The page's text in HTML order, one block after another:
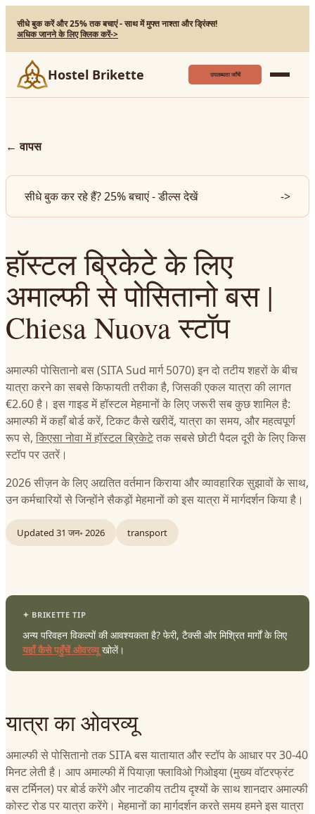
सीधे बुक करें और 25% तक बचाएं - साथ में मुफ्त नाश्ता और ड्रिंक्स!
अधिक जानने के लिए क्लिक करें->
Hostel Brikette उपलब्धता जाँचें
←वापस
सीधे बुक कर रहे हैं? 25% बचाएं - डील्स देखें ->
हॉस्टल ब्रिकेटे के लिए
अमाल्फी से पोसितानो बस |
Chiesa Nuova स्टॉप
अमाल्फी पोसितानो बस (SITA Sud मार्ग 5070) इन दो तटीय शहरों के बीच
यात्रा करने का सबसे किफायती तरीका है, जिसकी एकल यात्रा की लागत
€2.60 है। इस गाइड में हॉस्टल मेहमानों के लिए जरूरी सब कुछ शामिल है:
अमाल्फी में कहाँ बोर्ड करें, टिकट कैसे खरीदें, यात्रा का समय, और महत्वपूर्ण
रूप से, किएसा नोवा में हॉस्टल ब्रिकेटेतक सबसे छोटी पैदल दूरी के लिए किस
स्टॉप पर उतरें।
2026 सीज़न के लिए अद्यतित वर्तमान किराया और व्यावहारिक सुझावों के साथ,
उन कर्मचारियों से जिन्होंने सैकड़ों मेहमानों को इस यात्रा में मार्गदर्शन किया है।
Updated 31 जन॰ 2026 transport
अन्य परिवहन विकल्पों की आवश्यकता है? फेरी, टैक्सी और मिश्रित मार्गों के लिए
यहाँ कैसे पहुँचें ओवरव्यूखोलें।
यात्रा का ओवरव्यू
अमाल्फी से पोसितानो तक SITA बस यातायात और स्टॉप के आधार पर 30-40
मिनट लेती है। आप अमाल्फी में पियाज़ा फ्लाविओ गिओइया (मुख्य वॉटरफ्रंट
बस टर्मिनल) पर बोर्ड करेंगे और नाटकीय तटीय दृश्यों के साथ शानदार अमाल्फी
कोस्ट रोड पर यात्रा करेंगे। मेहमानों का मार्गदर्शन करते समय हमने इस यात्रा